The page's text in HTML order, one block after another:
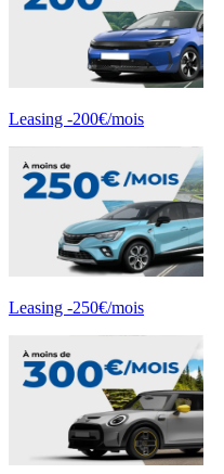
Leasing -200€/mois
Leasing -250€/mois